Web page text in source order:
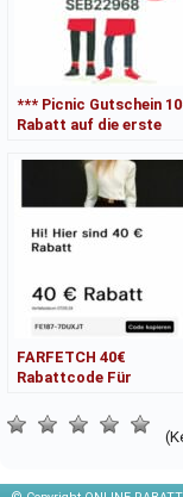
*** Picnic Gutschein
Rabatt auf die erste
FARFETCH 40€
Rabattcode Für
Ab 400€ Im April Code